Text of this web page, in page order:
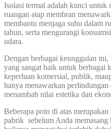
Isolasi termal adalah kunci untuk
ruangan atap membran
membantu menjaga suhu dalam
tahun, serta mengurangi
udara.
Dengan berbagai keunggulan
yang sangat baik untuk berbagai
keperluan komersial, publik,
hanya menawarkan
menambah nilai estetika dan
Beberapa poin di atas
pabrik sebelum Anda memasang